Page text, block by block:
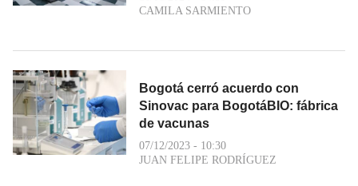
CAMILA SARMIENTO
Bogotá cerró acuerdo con
Sinovac para BogotáBIO: fábrica
de vacunas
07/12/2023 - 10:30
JUAN FELIPE RODRÍGUEZ